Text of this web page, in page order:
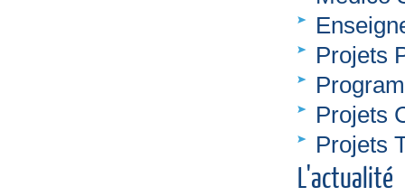
Projets
Projets
Projets
L'actualité